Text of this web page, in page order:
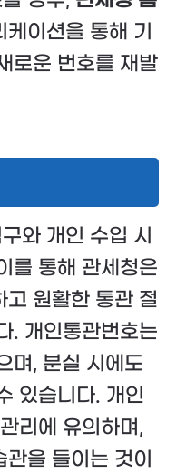
이션을 통해 기
로운 번호를 재발
와 개인 수입 시
를 통해 관세청은
고 원활한 통관 절
. 개인통관번호는
며, 분실 시에도
있습니다. 개인
리에 유의하며,
을 들이는 것이